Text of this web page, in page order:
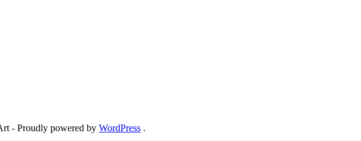
- Proudly powered by WordPress .